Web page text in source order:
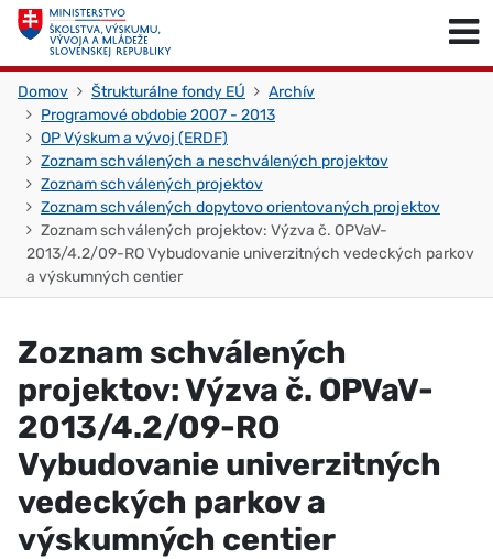
Skočiť na obsah
Domov Štrukturálne fondy EÚ
Archív
Programové obdobie 2007 - 2013
OP Výskum a vývoj (ERDF)
Zoznam schválených a neschválených projektov
Zoznam schválených projektov
Zoznam schválených dopytovo orientovaných projektov
Zoznam schválených projektov: Výzva č. OPVaV-
2013/4.2/09-RO Vybudovanie univerzitných vedeckých parkov
a výskumných centier
Zoznam schválených
projektov: Výzva č. OPVaV-
2013/4.2/09-RO
Vybudovanie univerzitných
vedeckých parkov a
výskumných centier
Skočiť na začiatok stránky